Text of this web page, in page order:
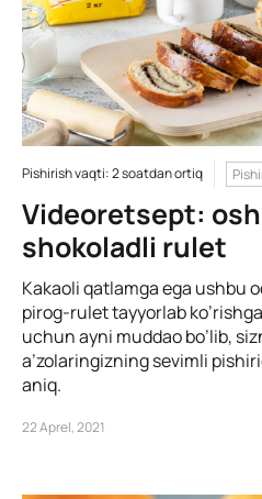
Pishirish vaqti: 2 soatdan ortiq
Videoretsept:
shokoladli rulet
Kakaoli qatlamga ega ushbu
pirog-rulet tayyorlab
uchun ayni muddao bo’lib,
a’zolaringizning sevimli
aniq.
22 Aprel, 2021